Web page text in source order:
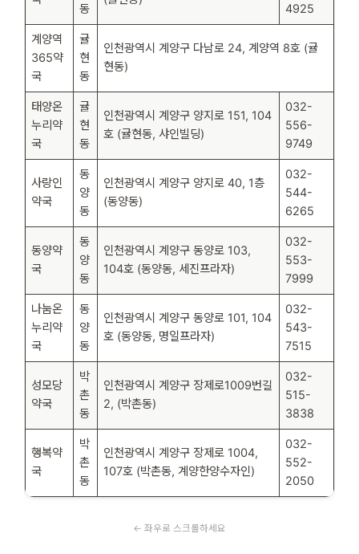
동 4925
계양역
365약
국
귤
현
동
인천광역시 계양구 다남로 24, 계양역 8호 (귤
현동)
태양온
누리약
국
귤
현
동
인천광역시 계양구 양지로 151, 104
호 (귤현동, 샤인빌딩)
032-
556-
9749
사랑인
약국
동
양
동
인천광역시 계양구 양지로 40, 1층
(동양동)
032-
544-
6265
동양약
국
동
양
동
인천광역시 계양구 동양로 103,
104호 (동양동, 세진프라자)
032-
553-
7999
나눔온
누리약
국
동
양
동
인천광역시 계양구 동양로 101, 104
호 (동양동, 명일프라자)
032-
543-
7515
성모당
약국
박
촌
동
인천광역시 계양구 장제로1009번길
2, (박촌동)
032-
515-
3838
행복약
국
박
촌
동
인천광역시 계양구 장제로 1004,
107호 (박촌동, 계양한양수자인)
032-
552-
2050